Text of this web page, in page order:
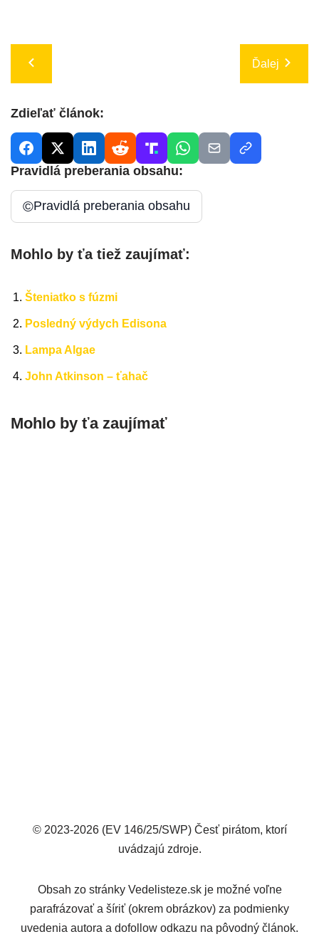
Ďalej
Zdieľať článok:
Pravidlá preberania obsahu:
©Pravidlá preberania obsahu
Mohlo by ťa tiež zaujímať:
Šteniatko s fúzmi
Posledný výdych Edisona
Lampa Algae
John Atkinson – ťahač
Mohlo by ťa zaujímať
© 2023-2026 (EV 146/25/SWP) Česť pirátom, ktorí
uvádzajú zdroje.
Obsah zo stránky Vedelisteze.sk je možné voľne
parafrázovať a šíriť (okrem obrázkov) za podmienky
uvedenia autora a dofollow odkazu na pôvodný článok.